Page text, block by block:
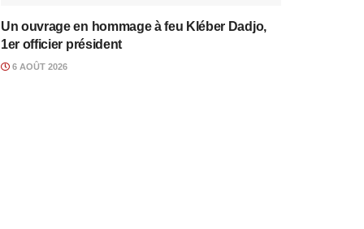
Un ouvrage en hommage à feu Kléber Dadjo,
1er officier président
6 AOÛT 2026